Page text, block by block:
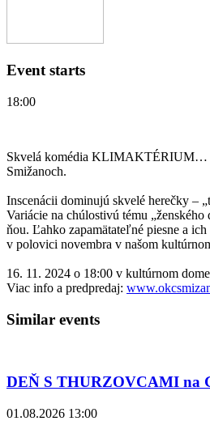
Event starts
18:00
Skvelá komédia KLIMAKTÉRIUM…
Smižanoch.
Inscenácii dominujú skvelé herečky –
Variácie na chúlostivú tému „ženského
ňou. Ľahko zapamätateľné piesne a
v polovici novembra v našom
16. 11. 2024 o 18:00 v kultúrnom
Viac info a predpredaj:
Similar events
DEŇ S THURZOVCAMI na
01.08.2026 13:00